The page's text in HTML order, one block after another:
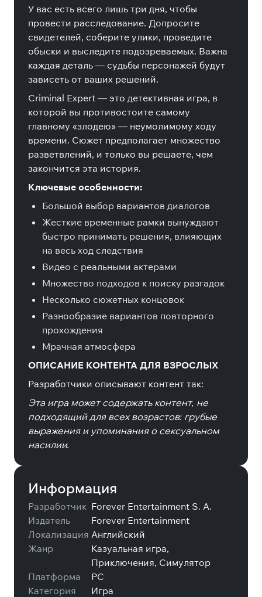
У вас есть всего лишь три дня, чтобы
провести расследование. Допросите
свидетелей, соберите улики, проведите
обыски и выследите подозреваемых. Важна
каждая деталь — судьбы персонажей будут
зависеть от ваших решений.
Criminal Expert — это детективная игра, в
которой вы противостоите самому
главному «злодею» — неумолимому ходу
времени. Сюжет предполагает множество
разветвлений, и только вы решаете, чем
закончится эта история.
Ключевые особенности:
Большой выбор вариантов диалогов
Жесткие временные рамки вынуждают
быстро принимать решения, влияющих
на весь ход следствия
Видео с реальными актерами
Множество подходов к поиску разгадок
Несколько сюжетных концовок
Разнообразие вариантов повторного
прохождения
Мрачная атмосфера
ОПИСАНИЕ КОНТЕНТА ДЛЯ ВЗРОСЛЫХ
Разработчики описывают контент так:
Эта игра может содержать контент, не
подходящий для всех возрастов: грубые
выражения и упоминания о сексуальном
насилии.
Информация
Разработчик Forever Entertainment S. A.
Издатель
Forever Entertainment
Локализация Английский
Жанр
Казуальная игра,
Приключения, Симулятор
Платформа
PC
Категория
Игра